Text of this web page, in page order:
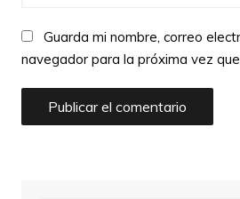
Guarda mi nombre, correo
navegador para la próxima vez